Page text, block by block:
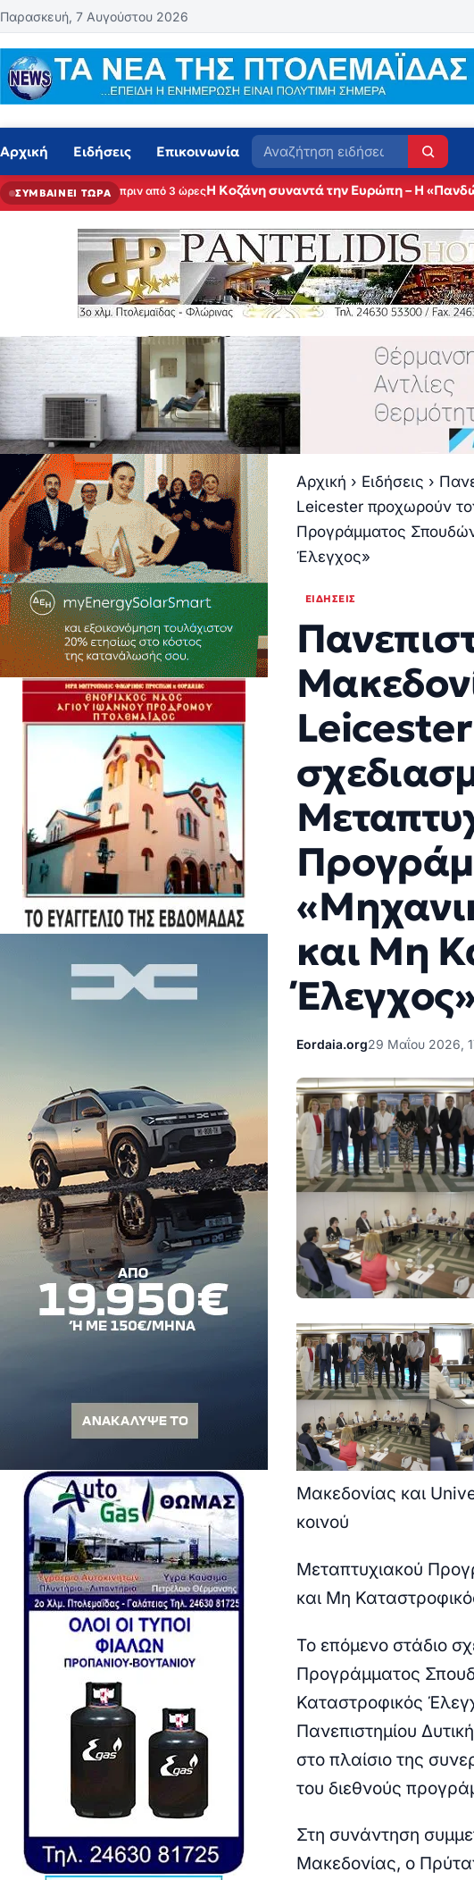
Μετάβαση στο περιεχόμενο
Παρασκευή, 7 Αυγούστου 2026
Αρχική Ειδήσεις Επικοινωνία Αναζήτηση
ΣΥΜΒΑΙΝΕΙ ΤΩΡΑ πριν από 3 ώρεςΗ Κοζάνη συναντά την Ευρώπη – Η
Αρχική › Ειδήσεις ›
Leicester προχωρούν
Προγράμματος
Έλεγχος»
ΕΙΔΉΣΕΙΣ
και Μη
Eordaia.org29 Μαΐου 2026,
Μακεδονίας και
κοινού
Μεταπτυχιακού
και Μη
Το επόμενο στάδιο
Προγράμματος
Καταστροφικός
Πανεπιστημίου
στο πλαίσιο της
του διεθνούς
Στη συνάντηση
Μακεδονίας, ο